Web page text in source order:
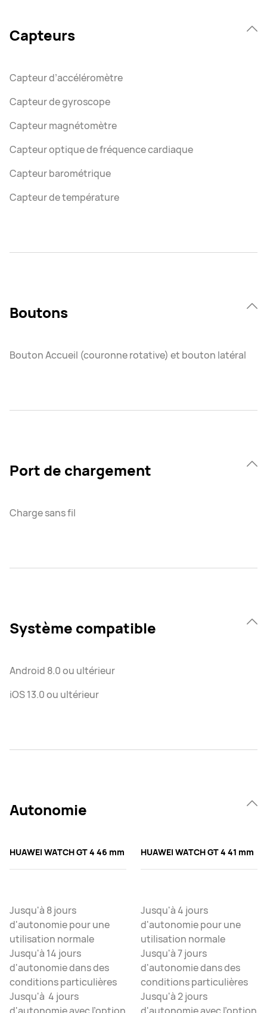
Capteurs
Capteur d’accéléromètre
Capteur de gyroscope
Capteur magnétomètre
Capteur optique de fréquence cardiaque
Capteur barométrique
Capteur de température
Boutons
Bouton Accueil (couronne rotative) et bouton latéral
Port de chargement
Charge sans fil
Système compatible
Android 8.0 ou ultérieur
iOS 13.0 ou ultérieur
Autonomie
HUAWEI WATCH GT 4 46 mm
Jusqu'à 8 jours
d'autonomie pour une
utilisation normale
Jusqu'à 14 jours
d'autonomie dans des
conditions particulières
Jusqu'à 4 jours
HUAWEI WATCH GT 4 41 mm
Jusqu'à 4 jours
d'autonomie pour une
utilisation normale
Jusqu'à 7 jours
d'autonomie dans des
conditions particulières
Jusqu'à 2 jours